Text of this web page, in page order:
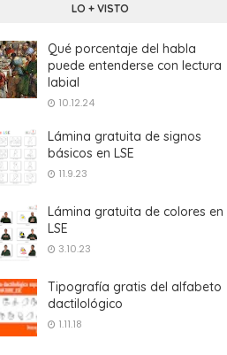
LO + VISTO
Qué porcentaje del habla
puede entenderse con lectura
labial
10.12.24
Lámina gratuita de signos
básicos en LSE
11.9.23
Lámina gratuita de colores en
LSE
3.10.23
Tipografía gratis del alfabeto
dactilológico
1.11.18